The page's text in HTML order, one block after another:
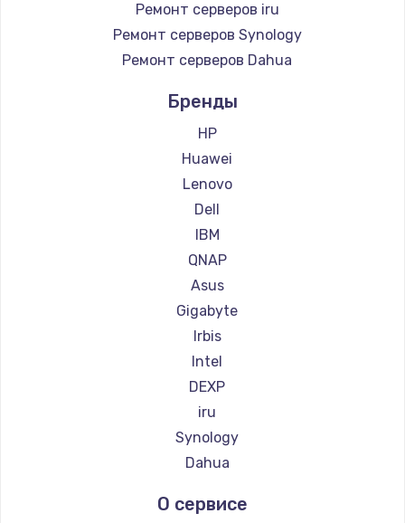
Ремонт серверов iru
Ремонт серверов Synology
Ремонт серверов Dahua
Бренды
HP
Huawei
Lenovo
Dell
IBM
QNAP
Asus
Gigabyte
Irbis
Intel
DEXP
iru
Synology
Dahua
О сервисе